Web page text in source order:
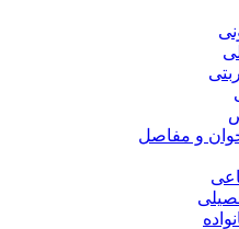
و مفاصل